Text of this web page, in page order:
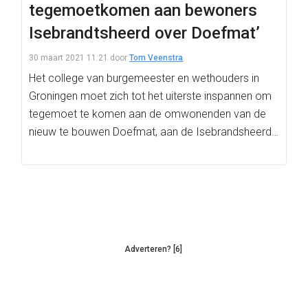
tegemoetkomen aan bewoners
Isebrandtsheerd over Doefmat’
30 maart 2021 11:21 door Tom Veenstra
Het college van burgemeester en wethouders in
Groningen moet zich tot het uiterste inspannen om
tegemoet te komen aan de omwonenden van de
nieuw te bouwen Doefmat, aan de Isebrandsheerd…
Adverteren? [6]